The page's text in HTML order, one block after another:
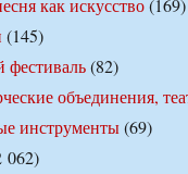
(145)
(82)
объединения,
инструменты(69)
062)